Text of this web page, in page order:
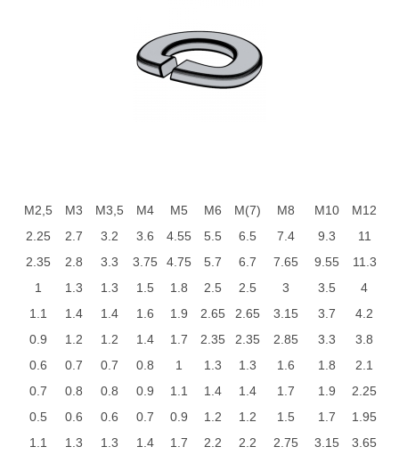
М2,5 М3 М3,5 М4 М5 М6 М(7) М8 М10
М12
2.25
2.7 3.2 3.6 4.55 5.5 6.5 7.4 9.3
11
2.35
2.8 3.3 3.75 4.75 5.7 6.7 7.65 9.55
11.3
1
1.3 1.3 1.5 1.8 2.5 2.5 3 3.5
4
1.1
1.4 1.4 1.6 1.9 2.65 2.65 3.15 3.7
4.2
0.9
1.2 1.2 1.4 1.7 2.35 2.35 2.85 3.3
3.8
0.6
0.7 0.7 0.8 1 1.3 1.3 1.6 1.8
2.1
0.7
0.8 0.8 0.9 1.1 1.4 1.4 1.7 1.9
2.25
0.5
0.6 0.6 0.7 0.9 1.2 1.2 1.5 1.7
1.95
1.1
1.3 1.3 1.4 1.7 2.2 2.2 2.75 3.15
3.65